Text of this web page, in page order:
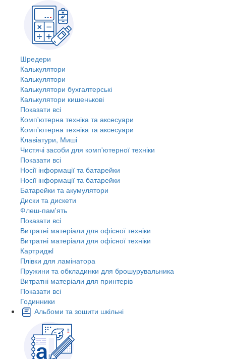
Шредери
Калькулятори
Калькулятори
Калькулятори бухгалтерські
Калькулятори кишенькові
Показати всі
Комп'ютерна техніка та аксесуари
Комп'ютерна техніка та аксесуари
Клавіатури, Миші
Чистячі засоби для комп'ютерної техніки
Показати всі
Носії інформації та батарейки
Носії інформації та батарейки
Батарейки та акумулятори
Диски та дискети
Флеш-пам'ять
Показати всі
Витратні матеріали для офісної техніки
Витратні матеріали для офісної техніки
Картриджi
Плівки для ламінатора
Пружини та обкладинки для брошурувальника
Витратні матеріали для принтерів
Показати всі
Годинники
Альбоми та зошити шкільні